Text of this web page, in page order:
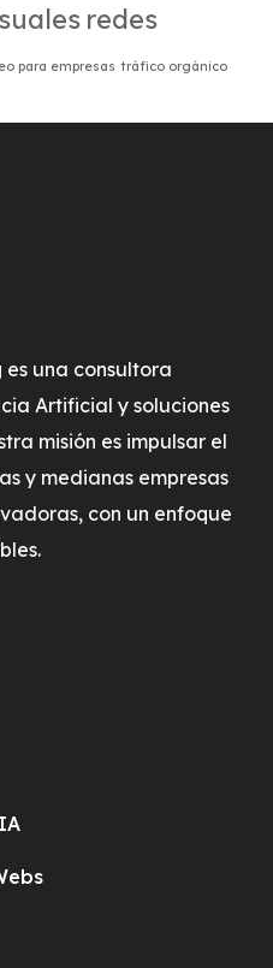
redes
para empresas tráfico orgánico
es una consultora
Artificial y soluciones
misión es impulsar el
y medianas empresas
con un enfoque